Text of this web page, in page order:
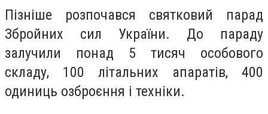
Пізніше розпочався святковий парад
Збройних сил України. До параду
залучили понад 5 тисяч особового
складу, 100 літальних апаратів, 400
одиниць озброєння і техніки.